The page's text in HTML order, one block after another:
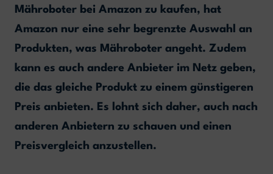
Mähroboter bei Amazon zu kaufen, hat
Amazon nur eine sehr begrenzte Auswahl an
Produkten, was Mähroboter angeht. Zudem
kann es auch andere Anbieter im Netz geben,
die das gleiche Produkt zu einem günstigeren
Preis anbieten. Es lohnt sich daher, auch nach
anderen Anbietern zu schauen und einen
Preisvergleich anzustellen.